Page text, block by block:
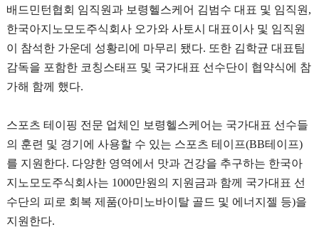
배드민턴협회 임직원과 보령헬스케어 김범수 대표 및 임직원,
한국아지노모도주식회사 오가와 사토시 대표이사 및 임직원
이 참석한 가운데 성황리에 마무리 됐다. 또한 김학균 대표팀
감독을 포함한 코칭스태프 및 국가대표 선수단이 협약식에 참
가해 함께 했다.
스포츠 테이핑 전문 업체인 보령헬스케어는 국가대표 선수들
의 훈련 및 경기에 사용할 수 있는 스포츠 테이프(BB테이프)
를 지원한다. 다양한 영역에서 맛과 건강을 추구하는 한국아
지노모도주식회사는 1000만원의 지원금과 함께 국가대표 선
수단의 피로 회복 제품(아미노바이탈 골드 및 에너지젤 등)을
지원한다.